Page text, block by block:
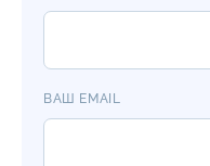
ВАШ EMAIL